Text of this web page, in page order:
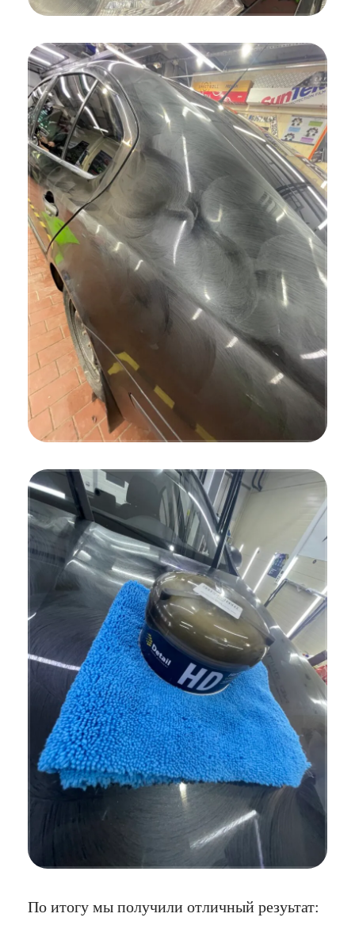
По итогу мы получили отличный резуьтат: